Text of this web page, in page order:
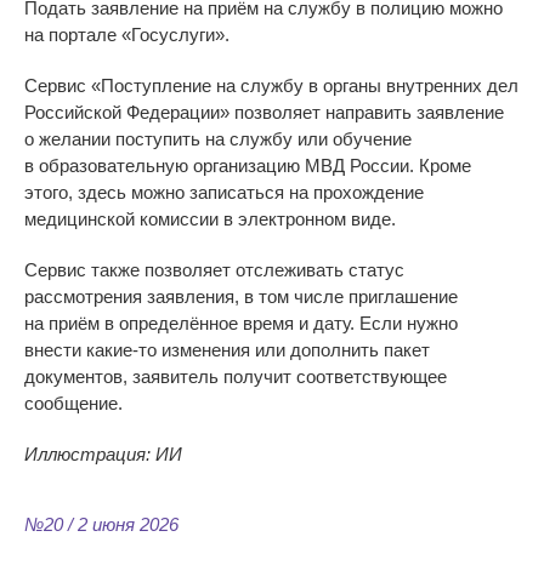
Подать заявление на приём на службу в полицию можно
на портале «Госуслуги».
Сервис «Поступление на службу в органы внутренних дел
Российской Федерации» позволяет направить заявление
о желании поступить на службу или обучение
в образовательную организацию МВД России. Кроме
этого, здесь можно записаться на прохождение
медицинской комиссии в электронном виде.
Сервис также позволяет отслеживать статус
рассмотрения заявления, в том числе приглашение
на приём в определённое время и дату. Если нужно
внести какие-то изменения или дополнить пакет
документов, заявитель получит соответствующее
сообщение.
Иллюстрация: ИИ
№20 / 2 июня 2026